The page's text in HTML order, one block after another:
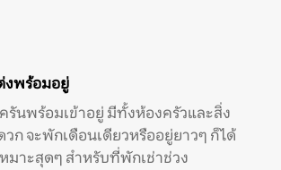
งพร้อมอยู่
รันพร้อมเข้าอยู่ มีทั้งห้องครัวและสิ่ง
ก จะพักเดือนเดียวหรืออยู่ยาวๆ ก็ได้
มาะสุดๆ สำหรับที่พักเช่าช่วง